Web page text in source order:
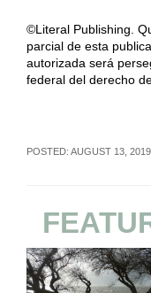
©Literal Publishing.
parcial de esta
autorizada será
federal del derecho
POSTED: AUGUST 13,